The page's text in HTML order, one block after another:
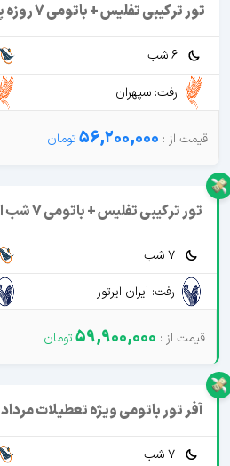
تور ترکیبی تفلیس + باتومی 7 روزه پرواز سپهران
6 شب
رفت: سپهران
56,200,000
تور ترکیبی تفلیس + باتومی 7 شب ایرتور
7 شب
رفت: ایران ایرتور
59,900,000
آفر تور باتومی ویژه تعطیلات مرداد 8 روزه
7 شب